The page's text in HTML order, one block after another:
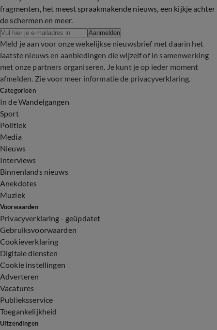
fragmenten, het meest spraakmakende nieuws, een kijkje achter
de schermen en meer.
Aanmelden
Meld je aan voor onze wekelijkse nieuwsbrief met daarin het
laatste nieuws en aanbiedingen die wijzelf of in samenwerking
met onze partners organiseren. Je kunt je op ieder moment
afmelden. Zie voor meer informatie de privacyverklaring.
Categorieën
In de Wandelgangen
Sport
Politiek
Media
Nieuws
Interviews
Binnenlands nieuws
Anekdotes
Muziek
Voorwaarden
Privacyverklaring - geüpdatet
Gebruiksvoorwaarden
Cookieverklaring
Digitale diensten
Cookie instellingen
Adverteren
Vacatures
Publieksservice
Toegankelijkheid
Uitzendingen